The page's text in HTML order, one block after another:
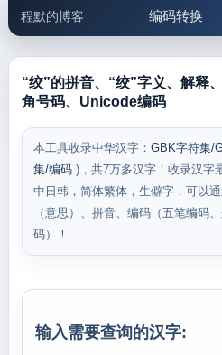
程默的博客 编码转换
邮件工具 生活便民
“绞”的拼音、“绞”字义、解释
角号码、Unicode编码
本工具收录中华汉字： GBK字符集/
集/编码 )，共7万多汉字！收录汉字
中日韩，简体繁体，生僻字，可以
（意思）、拼音、编码（五笔编码
码）！
输入需要查询的汉字: